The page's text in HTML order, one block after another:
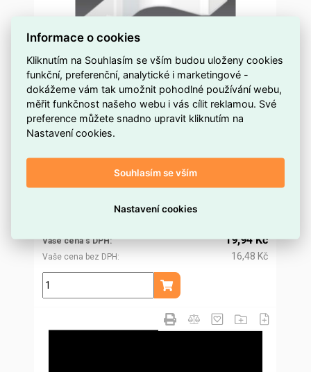
Roh vnitřní 8675, LHD 17x17, bílý KOPOS
8675_HB
Dostupnost EMAS více než 50 ks
Kód dodavatele
8675_HB
ELZLOS0035598
8595057616721
Vaše cena s DPH
Vaše cena bez DPH
19,94 Kč
16,48 Kč
ks
Přidat do košíku
Informace o cookies
Kliknutím na Souhlasím se vším budou uloženy cookies
funkční, preferenční, analytické i marketingové -
dokážeme vám tak umožnit pohodlné používání webu,
měřit funkčnost našeho webu i vás cílit reklamou. Své
preference můžete snadno upravit kliknutím na
Nastavení cookies.
Souhlasím se vším
Nastavení cookies